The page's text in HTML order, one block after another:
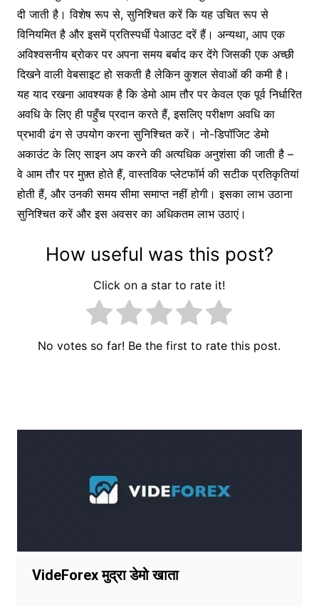
दी जाती है। विशेष रूप से, सुनिश्चित करें कि यह उचित रूप से
विनियमित है और इसमें प्रतिस्पर्धी पेआउट दरें हैं। अन्यथा, आप एक
अविश्वसनीय ब्रोकर पर अपना समय बर्बाद कर देंगे जिसकी एक अच्छी
दिखने वाली वेबसाइट हो सकती है लेकिन कुशल सेवाओं की कमी है।
यह याद रखना आवश्यक है कि डेमो आम तौर पर केवल एक पूर्व निर्धारित
अवधि के लिए ही पहुँच प्रदान करते हैं, इसलिए परीक्षण अवधि का
प्रभावी ढंग से उपयोग करना सुनिश्चित करें। नो-डिपॉजिट डेमो
अकाउंट के लिए साइन अप करने की अत्यधिक अनुशंसा की जाती है –
वे आम तौर पर मुफ़्त होते हैं, वास्तविक प्लेटफॉर्म की सटीक प्रतिकृतियां
होती हैं, और उनकी समय सीमा समाप्त नहीं होगी। इसका लाभ उठाना
सुनिश्चित करें और इस अवसर का अधिकतम लाभ उठाएं।
How useful was this post?
Click on a star to rate it!
No votes so far! Be the first to rate this post.
VideForex मुद्रा डेमो खाता